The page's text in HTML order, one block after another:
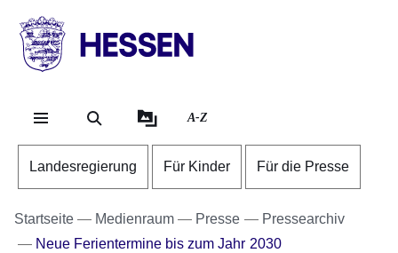
HESSEN
Landesregierung
A-Z
Landesregierung Für Kinder Für die Presse
Startseite Medienraum Presse
Pressearchiv
Neue Ferientermine bis zum Jahr 2030